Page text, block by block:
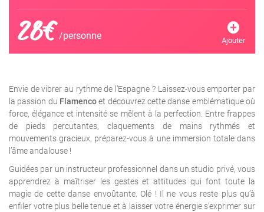
28€/personne add_circle
Ajouter
Envie de vibrer au rythme de l’Espagne ? Laissez-vous emporter par
la passion du Flamencoet découvrez cette danse emblématique où
force, élégance et intensité se mêlent à la perfection. Entre frappes
de pieds percutantes, claquements de mains rythmés et
mouvements gracieux, préparez-vous à une immersion totale dans
l’âme andalouse !
Guidées par un instructeur professionnel dans un studio privé, vous
apprendrez à maîtriser les gestes et attitudes qui font toute la
magie de cette danse envoûtante. Olé ! Il ne vous reste plus qu’à
enfiler votre plus belle tenue et à laisser votre énergie s’exprimer sur